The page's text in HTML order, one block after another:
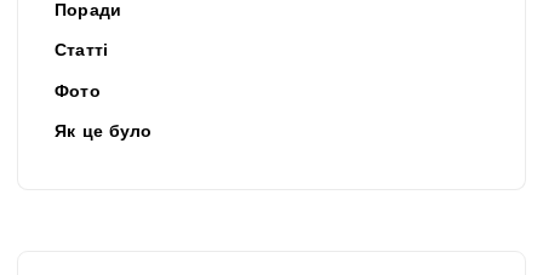
Поради
Статті
Фото
Як це було